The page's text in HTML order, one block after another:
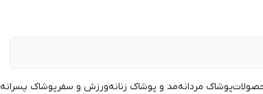
پوشاک مردانهمد و پوشاک زنانهورزش و سفرپوشاک پسرانه